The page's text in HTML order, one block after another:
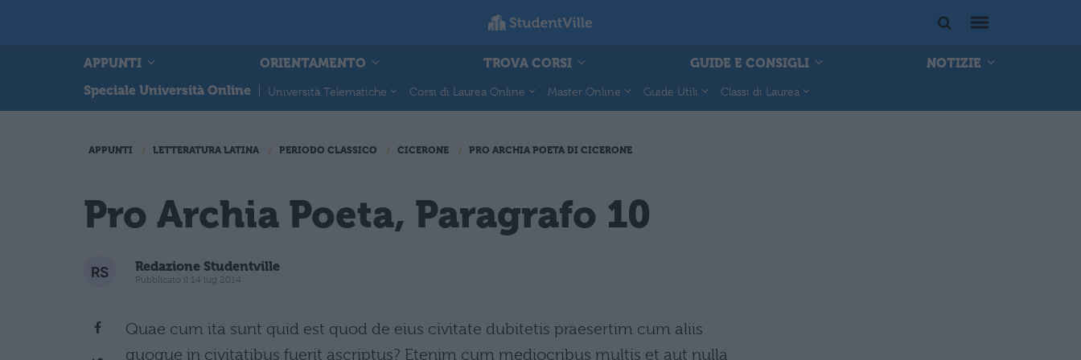
APPUNTI ORIENTAMENTO TROVA CORSI GUIDE E CONSIGLI
NOTIZIE
Speciale Università Online
Università Telematiche Corsi di Laurea Online Master Online Guide Utili Classi di Laurea
APPUNTI LETTERATURA LATINA PERIODO CLASSICO CICERONE PRO ARCHIA POETA DI CICERONE
Pro Archia Poeta, Paragrafo 10
Redazione Studentville
Pubblicato il 14 lug 2014
Quae cum ita sunt quid est quod de eius civitate dubitetis praesertim cum aliis
quoque in civitatibus fuerit ascriptus? Etenim cum mediocribus multis et aut nulla